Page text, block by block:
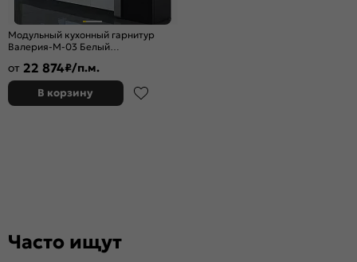
Модульный кухонный гарнитур
Валерия-М-03 Белый
от 22 874₽/п.м.
В корзину
Часто ищут